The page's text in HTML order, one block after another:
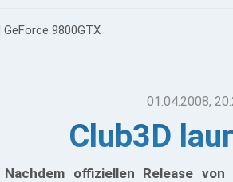
9800GTX
01.04.2008,
Club3D
Nachdem offiziellen Release